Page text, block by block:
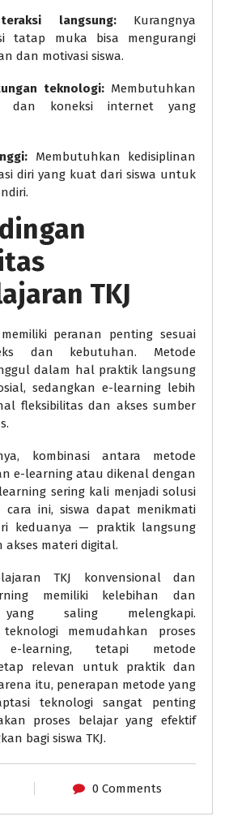
langsung:Kurangnya
tatap muka bisa mengurangi
dan motivasi siswa.
teknologi: Membutuhkan
dan koneksi internet yang
Membutuhkan kedisiplinan
diri yang kuat dari siswa untuk
TKJ
peranan penting sesuai
dan kebutuhan. Metode
dalam hal praktik langsung
sedangkan e-learning lebih
fleksibilitas dan akses sumber
kombinasi antara metode
e-learning atau dikenal dengan
sering kali menjadi solusi
cara ini, siswa dapat menikmati
keduanya — praktik langsung
materi digital.
TKJ konvensional dan
memiliki kelebihan dan
yang saling melengkapi.
teknologi memudahkan proses
e-learning, tetapi metode
relevan untuk praktik dan
itu, penerapan metode yang
teknologi sangat penting
proses belajar yang efektif
bagi siswa TKJ.
0 Comments